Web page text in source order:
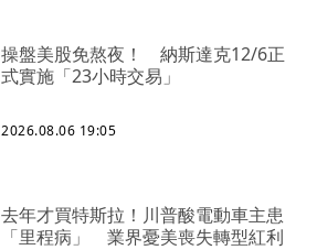
操盤美股免熬夜！ 納斯達克12/6正
式實施「23小時交易」
2026.08.06 19:05
去年才買特斯拉！川普酸電動車主患
「里程病」 業界憂美喪失轉型紅利